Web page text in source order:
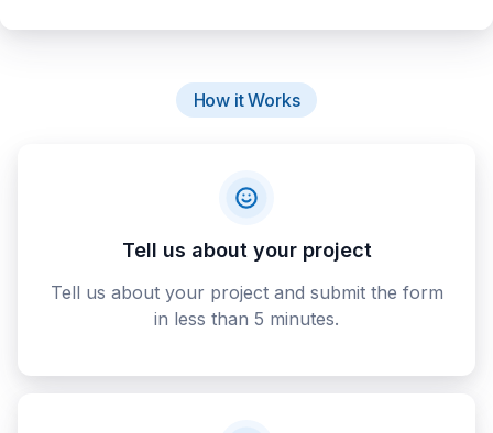
How it Works
Tell us about your project
Tell us about your project and submit the form
in less than 5 minutes.